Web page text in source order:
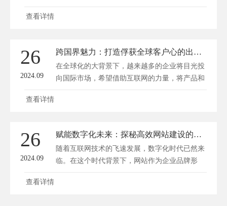
查看详情
26
2024.09
跨国界魅力：打造俘获全球客户心的出口网站设计秘籍
在全球化的大背景下，越来越多的企业将目光投
向国际市场，希望借助互联网的力量，将产品和
服...
查看详情
26
2024.09
赋能数字化未来：探秘高效网站建设的开发艺术
随着互联网技术的飞速发展，数字化时代已然来
临。在这个时代背景下，网站作为企业品牌形
象...
查看详情